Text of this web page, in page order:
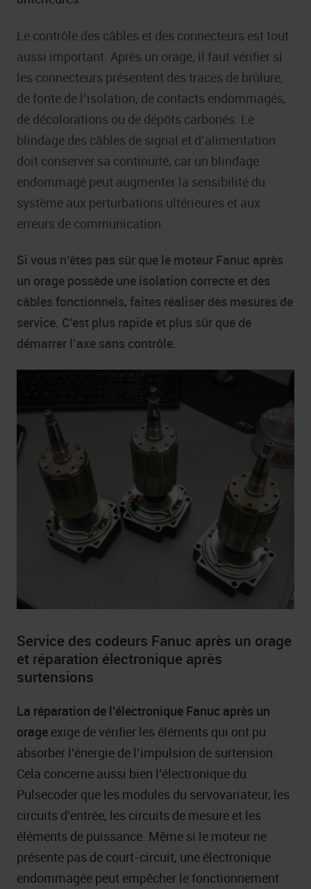
Le contrôle des câbles et des connecteurs est tout
aussi important. Après un orage, il faut vérifier si
les connecteurs présentent des traces de brûlure,
de fonte de l’isolation, de contacts endommagés,
de décolorations ou de dépôts carbonés. Le
blindage des câbles de signal et d’alimentation
doit conserver sa continuité, car un blindage
endommagé peut augmenter la sensibilité du
système aux perturbations ultérieures et aux
erreurs de communication.
Si vous n’êtes pas sûr que le moteur Fanuc après
un orage possède une isolation correcte et des
câbles fonctionnels, faites réaliser des mesures de
service. C’est plus rapide et plus sûr que de
démarrer l’axe sans contrôle.
Service des codeurs Fanuc après un orage
et réparation électronique après
surtensions
La réparation de l’électronique Fanuc après un
orage exige de vérifier les éléments qui ont pu
absorber l’énergie de l’impulsion de surtension.
Cela concerne aussi bien l’électronique du
Pulsecoder que les modules du servovariateur, les
circuits d’entrée, les circuits de mesure et les
éléments de puissance. Même si le moteur ne
présente pas de court-circuit, une électronique
endommagée peut empêcher le fonctionnement